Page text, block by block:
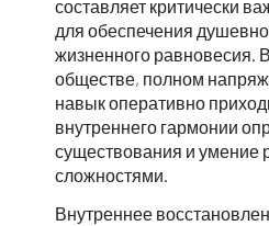
составляет критически
для обеспечения
жизненного равновесия.
обществе, полном
навык оперативно
внутреннего гармонии
существования и умение
сложностями.
Внутреннее